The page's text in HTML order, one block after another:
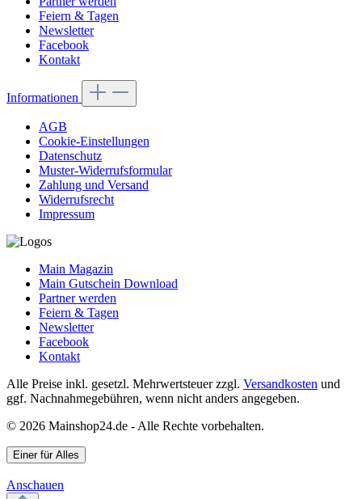
Feiern & Tagen
Newsletter
Facebook
Kontakt
Informationen
AGB
Cookie-Einstellungen
Datenschutz
Muster-Widerrufsformular
Zahlung und Versand
Widerrufsrecht
Impressum
Main Magazin
Main Gutschein Download
Partner werden
Feiern & Tagen
Newsletter
Facebook
Kontakt
Alle Preise inkl. gesetzl. Mehrwertsteuer zzgl. Versandkosten und
ggf. Nachnahmegebühren, wenn nicht anders angegeben.
© 2026 Mainshop24.de - Alle Rechte vorbehalten.
Einer für Alles
Anschauen